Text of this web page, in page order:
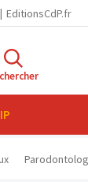
EditionsCdP.fr